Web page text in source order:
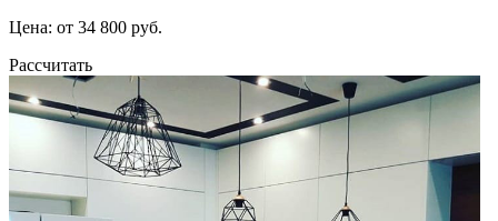
Цена: от 34 800 руб.
Рассчитать